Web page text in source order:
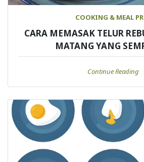
COOKING & MEAL
CARA MEMASAK TELUR
MATANG YANG
Continue Reading